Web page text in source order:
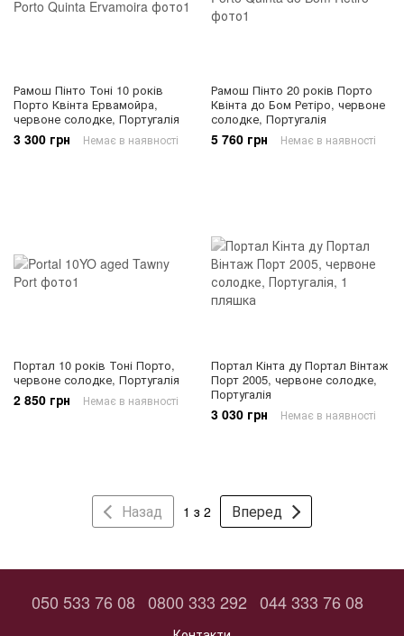
Рамош Пінто Тоні 10 років
Порто Квінта Ервамойра,
червоне солодке, Португалія
3 300 грн Немає в наявності
Рамош Пінто 20 років Порто
Квінта до Бом Ретіро, червоне
солодке, Португалія
5 760 грн Немає в наявності
Портал 10 років Тоні Порто,
червоне солодке, Португалія
2 850 грн Немає в наявності
Портал Кінта ду Портал Вінтаж
Порт 2005, червоне солодке,
Португалія
3 030 грн Немає в наявності
Назад 1 з 2 Вперед
050 533 76 08 0800 333 292 044 333 76 08